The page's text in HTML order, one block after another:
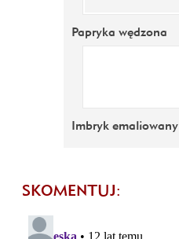
Papryka wędzona
Imbryk emaliowany
SKOMENTUJ: